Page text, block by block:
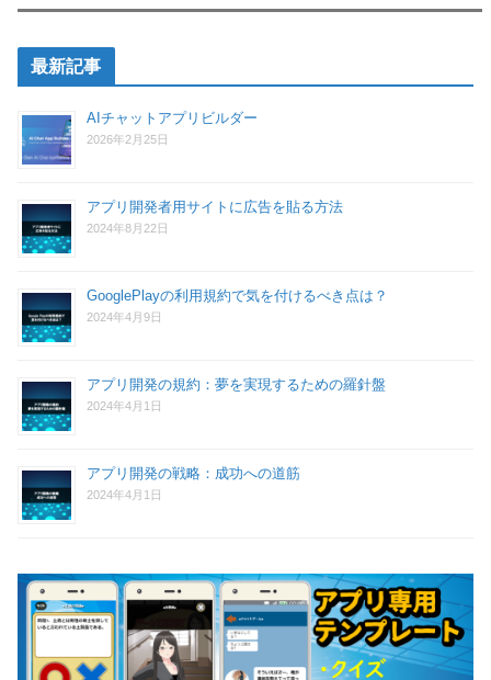
最新記事
AIチャットアプリビルダー
2026年2月25日
アプリ開発者用サイトに広告を貼る方法
2024年8月22日
GooglePlayの利用規約で気を付けるべき点は？
2024年4月9日
アプリ開発の規約：夢を実現するための羅針盤
2024年4月1日
アプリ開発の戦略：成功への道筋
2024年4月1日